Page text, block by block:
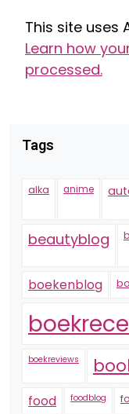
This site uses
Learn how
processed.
Tags
alka anime
beautyblog
boekenblog
boekreviews
food foodblog